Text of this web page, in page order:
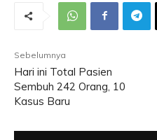
Sebelumnya
Hari ini Total Pasien
Sembuh 242 Orang, 10
Kasus Baru